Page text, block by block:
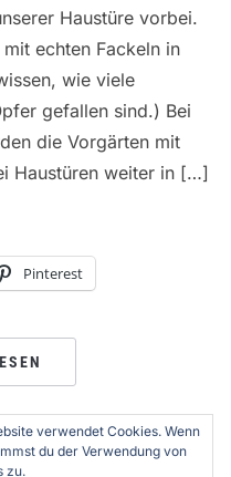
Haustüre vorbei.
echten Fackeln in
wie viele
gefallen sind.) Bei
die Vorgärten mit
Haustüren weiter in […]
Pinterest
verwendet Cookies. Wenn
du der Verwendung von
zu.